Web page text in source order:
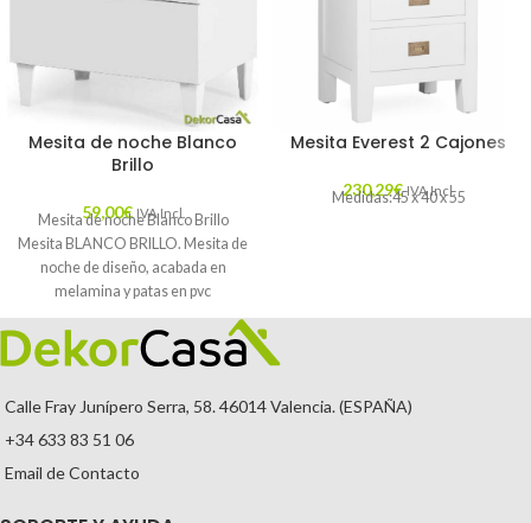
Mesita de noche Blanco
Brillo
59,00€ IVA Incl.
Mesita de noche Blanco Brillo
Mesita BLANCO BRILLO. Mesita de
noche de diseño, acabada en
melamina y patas en pvc
Mesita Everest 2 Cajones
230,29€ IVA Incl.
Medidas:45 x 40 x 55
Calle Fray Junípero Serra, 58. 46014 Valencia. (ESPAÑA)
+34 633 83 51 06
Email de Contacto